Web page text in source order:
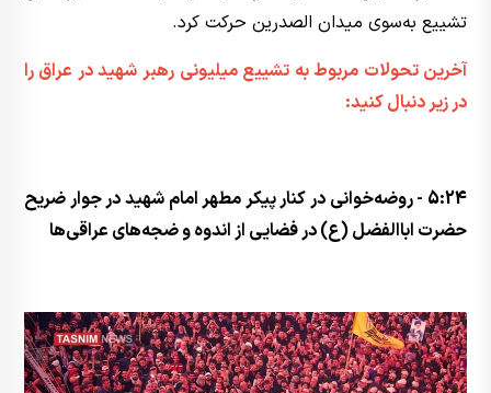
تشییع به‌سوی میدان الصدرین حرکت کرد.
آخرین تحولات مربوط به تشییع میلیونی رهبر شهید در عراق را
در زیر دنبال کنید:
5:24 - روضه‌خوانی در کنار پیکر مطهر امام شهید در جوار ضریح
حضرت اباالفضل (ع) در فضایی از اندوه و ضجه‌های عراقی‌ها